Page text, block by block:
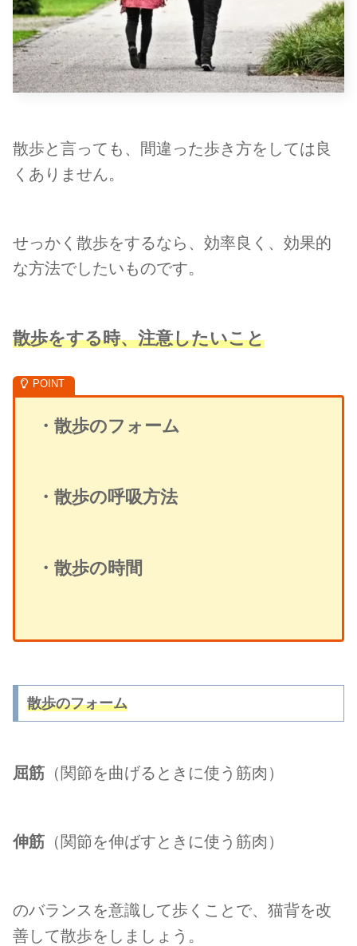
散歩と言っても、間違った歩き方をしては良
くありません。
せっかく散歩をするなら、効率良く、効果的
な方法でしたいものです。
散歩をする時、注意したいこと
・散歩のフォーム
・散歩の呼吸方法
・散歩の時間
散歩のフォーム
屈筋 （関節を曲げるときに使う筋肉）
伸筋 （関節を伸ばすときに使う筋肉）
のバランスを意識して歩くことで、猫背を改
善して散歩をしましょう。